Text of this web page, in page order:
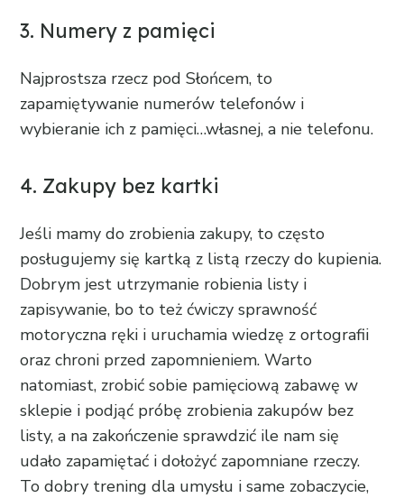
3. Numery z pamięci
Najprostsza rzecz pod Słońcem, to
zapamiętywanie numerów telefonów i
wybieranie ich z pamięci…własnej, a nie telefonu.
4. Zakupy bez kartki
Jeśli mamy do zrobienia zakupy, to często
posługujemy się kartką z listą rzeczy do kupienia.
Dobrym jest utrzymanie robienia listy i
zapisywanie, bo to też ćwiczy sprawność
motoryczna ręki i uruchamia wiedzę z ortografii
oraz chroni przed zapomnieniem. Warto
natomiast, zrobić sobie pamięciową zabawę w
sklepie i podjąć próbę zrobienia zakupów bez
listy, a na zakończenie sprawdzić ile nam się
udało zapamiętać i dołożyć zapomniane rzeczy.
To dobry trening dla umysłu i same zobaczycie,